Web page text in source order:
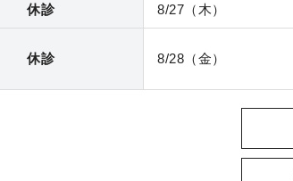
休診 8/27（木）
休診 8/28（金）